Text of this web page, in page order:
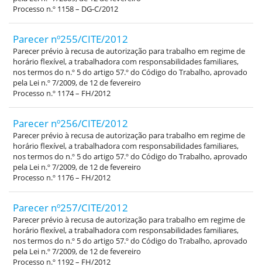
Processo n.º 1158 – DG-C/2012
Parecer nº255/CITE/2012
Parecer prévio à recusa de autorização para trabalho em regime de
horário flexível, a trabalhadora com responsabilidades familiares,
nos termos do n.º 5 do artigo 57.º do Código do Trabalho, aprovado
pela Lei n.º 7/2009, de 12 de fevereiro
Processo n.º 1174 – FH/2012
Parecer nº256/CITE/2012
Parecer prévio à recusa de autorização para trabalho em regime de
horário flexível, a trabalhadora com responsabilidades familiares,
nos termos do n.º 5 do artigo 57.º do Código do Trabalho, aprovado
pela Lei n.º 7/2009, de 12 de fevereiro
Processo n.º 1176 – FH/2012
Parecer nº257/CITE/2012
Parecer prévio à recusa de autorização para trabalho em regime de
horário flexível, a trabalhadora com responsabilidades familiares,
nos termos do n.º 5 do artigo 57.º do Código do Trabalho, aprovado
pela Lei n.º 7/2009, de 12 de fevereiro
Processo n.º 1192 – FH/2012